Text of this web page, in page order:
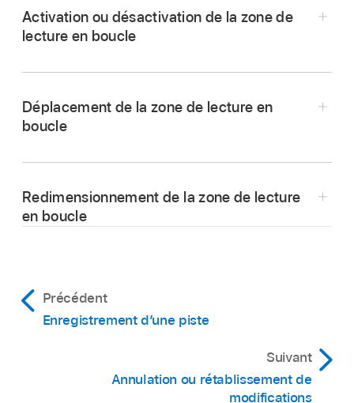
Activation ou désactivation de la zone de
lecture en boucle
Déplacement de la zone de lecture en
boucle
vers la gauche ou vers la droite.
Redimensionnement de la zone de lecture
en boucle
de début ou de fin.
Précédent
Enregistrement d’une piste
Suivant
Annulation ou rétablissement de
modifications